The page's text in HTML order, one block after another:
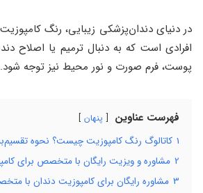
در دنیای دندان‌پزشکی زیبایی، رنگ
افرادی است که به دنبال ترمیم یا اصلاح
پوست، فرم صورت و نور محیط نیز توجه شود.
فهرست عناوین پنهان
1 کاتالوگ رنگ کامپوزیت چیست؟ نحوه
2 مشاوره و ویزیت رایگان با متخصص برای
3 مشاوره رایگان برای کامپوزیت دندان با